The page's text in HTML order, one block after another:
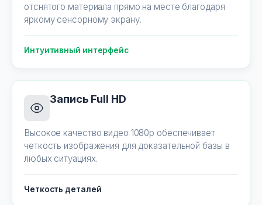
отснятого материала прямо на месте благодаря
яркому сенсорному экрану.
Интуитивный интерфейс
Запись Full HD
Высокое качество видео 1080p обеспечивает
четкость изображения для доказательной базы в
любых ситуациях.
Четкость деталей